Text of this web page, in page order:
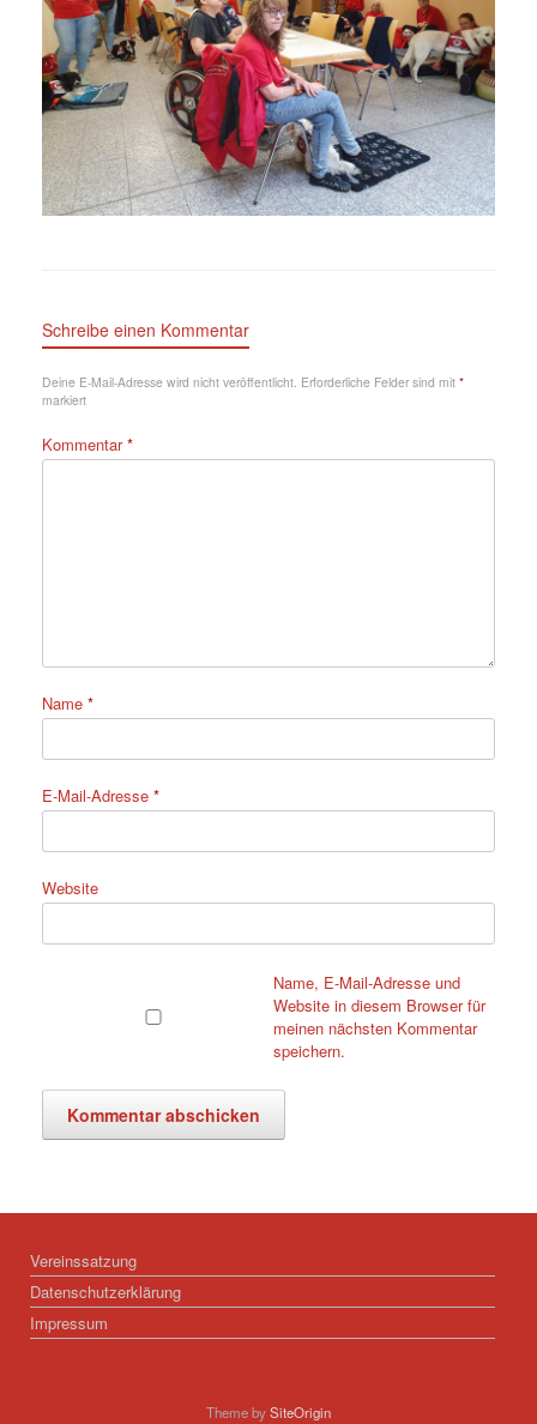
Schreibe einen Kommentar
Deine E-Mail-Adresse wird nicht veröffentlicht. Erforderliche Felder sind mit *
markiert
Kommentar*
Name *
E-Mail-Adresse *
Website
Name, E-Mail-Adresse und
Website in diesem Browser für
meinen nächsten Kommentar
speichern.
Vereinssatzung
Datenschutzerklärung
Impressum
Theme bySiteOrigin